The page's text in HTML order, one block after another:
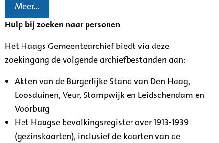
Meer...
Hulp bij zoeken naar personen
Het Haags Gemeentearchief biedt via deze
zoekingang de volgende archiefbestanden aan:
Akten van de Burgerlijke Stand van Den Haag,
Loosduinen, Veur, Stompwijk en Leidschendam en
Voorburg
Het Haagse bevolkingsregister over 1913-1939
(gezinskaarten), inclusief de kaarten van de